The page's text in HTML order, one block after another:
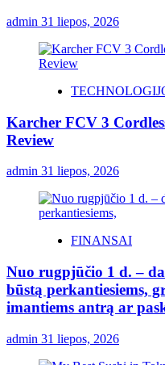
admin 31 liepos, 2026
Karcher FCV 3
Review
admin 31 liepos, 2026
FINANSAI
Nuo rugpjūčio 1 d. –
būstą perkantiesiems,
imantiems antrą ar
admin 31 liepos, 2026